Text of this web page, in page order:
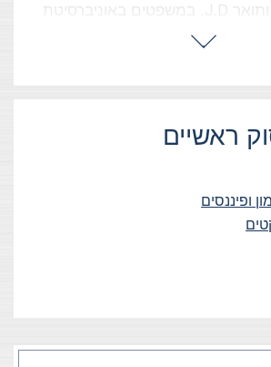
שם זכה בפרס רות ביידר גינסבורג
ראשיים
ופיננסים